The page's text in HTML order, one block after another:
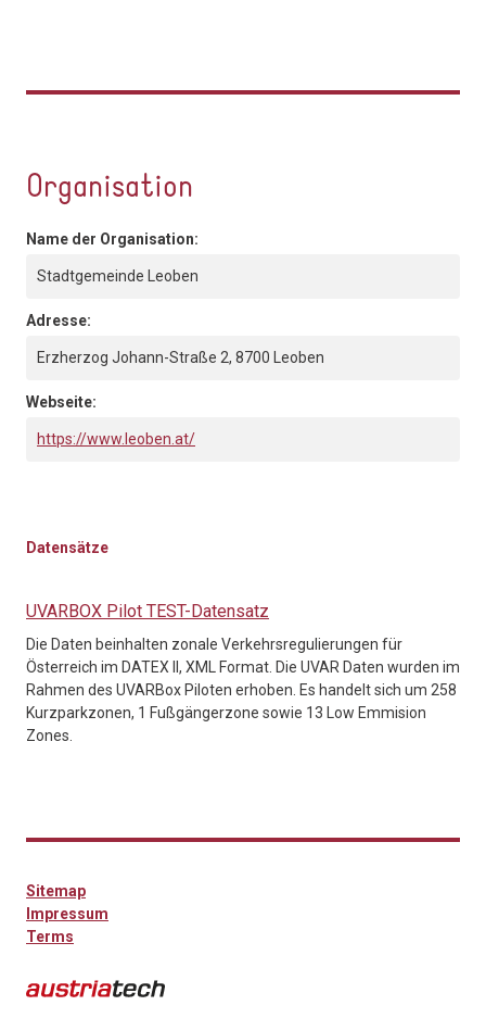
Organisation
Name der Organisation:
Stadtgemeinde Leoben
Adresse:
Erzherzog Johann-Straße 2, 8700 Leoben
Webseite:
https://www.leoben.at/
Datensätze
UVARBOX Pilot TEST-Datensatz
Die Daten beinhalten zonale Verkehrsregulierungen für
Österreich im DATEX II, XML Format. Die UVAR Daten wurden im
Rahmen des UVARBox Piloten erhoben. Es handelt sich um 258
Kurzparkzonen, 1 Fußgängerzone sowie 13 Low Emmision
Zones.
Sitemap
Impressum
Terms